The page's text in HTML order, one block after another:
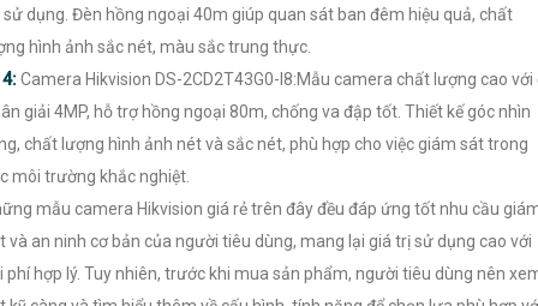
sử dụng. Đèn hồng ngoại 40m giúp quan sát ban đêm hiệu quả, chất
hình ảnh sắc nét, màu sắc trung thực.
4:Camera Hikvision DS-2CD2T43G0-I8:Mẫu camera chất lượng cao với
giải 4MP, hỗ trợ hồng ngoại 80m, chống va đập tốt. Thiết kế góc nhìn
chất lượng hình ảnh nét và sắc nét, phù hợp cho việc giám sát trong
môi trường khắc nghiệt.
mẫu camera Hikvision giá rẻ trên đây đều đáp ứng tốt nhu cầu
và an ninh cơ bản của người tiêu dùng, mang lại giá trị sử dụng cao với
phí hợp lý. Tuy nhiên, trước khi mua sản phẩm, người tiêu dùng nên